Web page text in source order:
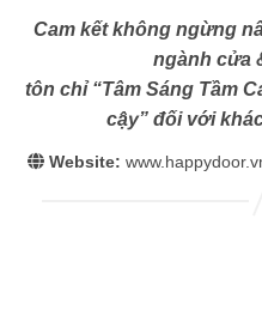
Cam kết không ngừng
ngành cửa
tôn chỉ “Tâm Sáng Tầm
cậy” đối với
Website: